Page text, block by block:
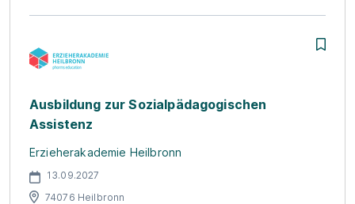
Ausbildung zur Sozialpädagogischen
Assistenz
Erzieherakademie Heilbronn
13.09.2027
74076 Heilbronn